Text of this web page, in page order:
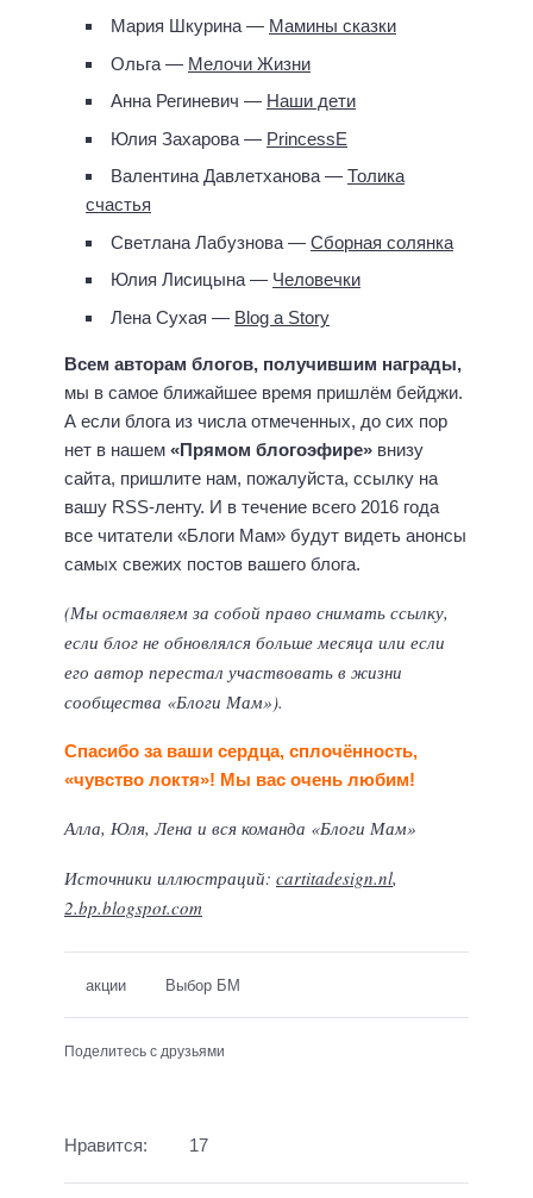
Мария Шкурина — Мамины сказки
Ольга — Мелочи Жизни
Анна Региневич — Наши дети
Юлия Захарова — PrincessE
Валентина Давлетханова — Толика
счастья
Светлана Лабузнова — Сборная солянка
Юлия Лисицына — Человечки
Лена Сухая — Blog a Story
Всем авторам блогов, получившим награды,
мы в самое ближайшее время пришлём бейджи.
А если блога из числа отмеченных, до сих пор
нет в нашем «Прямом блогоэфире» внизу
сайта, пришлите нам, пожалуйста, ссылку на
вашу RSS-ленту. И в течение всего 2016 года
все читатели «Блоги Мам» будут видеть анонсы
самых свежих постов вашего блога.
(Мы оставляем за собой право снимать ссылку,
если блог не обновлялся больше месяца или если
его автор перестал участвовать в жизни
сообщества «Блоги Мам»).
Спасибо за ваши сердца, сплочённость,
«чувство локтя»! Мы вас очень любим!
Алла, Юля, Лена и вся команда «Блоги Мам»
Источники иллюстраций: cartitadesign.nl,
2.bp.blogspot.com
акции Выбор БМ
Поделитесь с друзьями
Нравится: 17